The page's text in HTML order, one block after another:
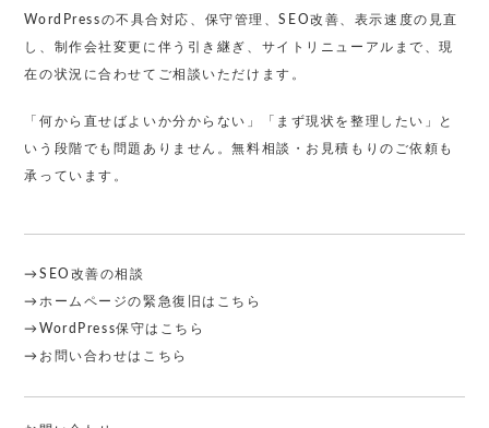
WordPressの不具合対応、保守管理、SEO改善、表示速度の見直
し、制作会社変更に伴う引き継ぎ、サイトリニューアルまで、現
在の状況に合わせてご相談いただけます。
「何から直せばよいか分からない」「まず現状を整理したい」と
いう段階でも問題ありません。無料相談・お見積もりのご依頼も
承っています。
→SEO改善の相談
→ホームページの緊急復旧はこちら
→WordPress保守はこちら
→お問い合わせはこちら